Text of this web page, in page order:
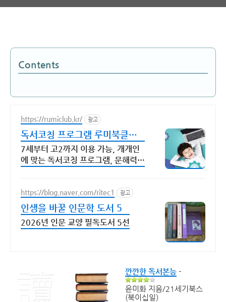
Contents
https://rumiclub.kr/ 광고
독서코칭 프로그램 루미북클럽
AI 문해력 향상 프로그램
7세부터 고2까지 이용 가능, 개개인
에 맞는 독서코칭 프로그램, 문해력
https://blog.naver.com/ritec1 광고
인생을 바꿀 인문학 도서 5
2026년 인문 교양 필독도서 5선
깐깐한 독서본능 -
윤미화 지음/21세기북스
(북이십일)